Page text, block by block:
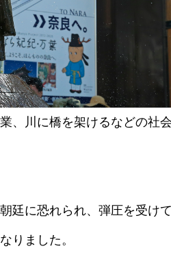
、川に橋を架けるなどの社会
廷に恐れられ、弾圧を受け
りました。